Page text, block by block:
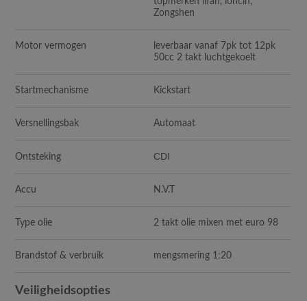
Zongshen
Motor vermogen
leverbaar vanaf 7pk tot 12pk
50cc 2 takt luchtgekoelt
Startmechanisme Kickstart
Versnellingsbak Automaat
Ontsteking CDI
Accu N.V.T
Type olie 2 takt olie mixen met euro 98
Brandstof & verbruik mengsmering 1:20
Veiligheidsopties